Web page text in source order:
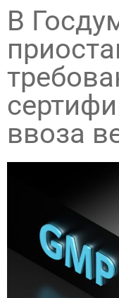
В
ввоза